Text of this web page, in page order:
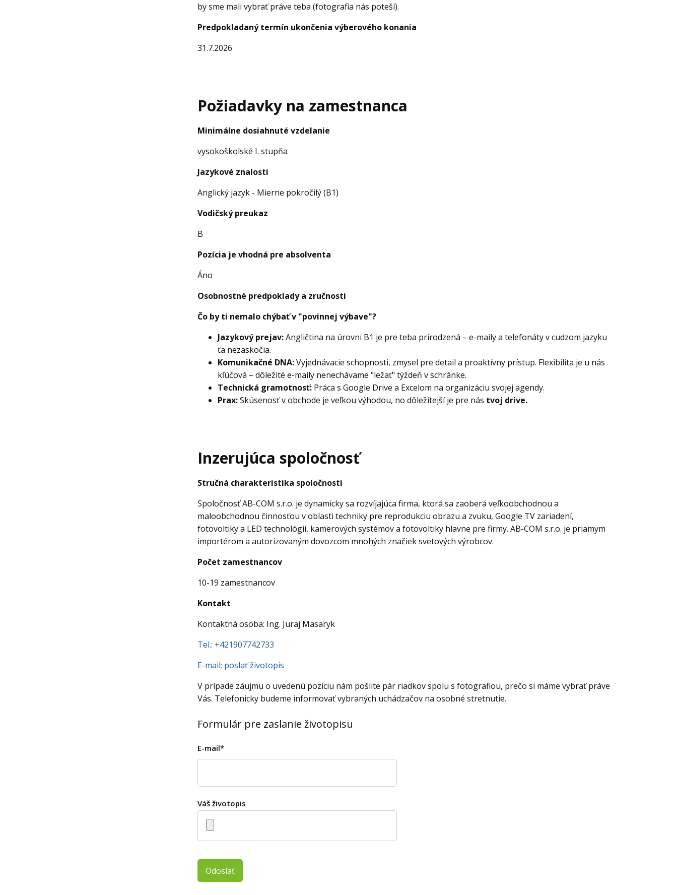
by sme mali vybrať práve teba (fotografia nás poteší).
Predpokladaný termín ukončenia výberového konania
31.7.2026
Požiadavky na zamestnanca
Minimálne dosiahnuté vzdelanie
vysokoškolské I. stupňa
Jazykové znalosti
Anglický jazyk - Mierne pokročilý (B1)
Vodičský preukaz
B
Pozícia je vhodná pre absolventa
Áno
Osobnostné predpoklady a zručnosti
Čo by ti nemalo chýbať v "povinnej výbave"?
Jazykový prejav:Angličtina na úrovni B1 je pre teba prirodzená – e-maily a telefonáty v cudzom jazyku
ťa nezaskočia.
Komunikačné DNA:Vyjednávacie schopnosti, zmysel pre detail a proaktívny prístup. Flexibilita je u nás
kľúčová – dôležité e-maily nenechávame "ležať" týždeň v schránke.
Technická gramotnosť: Práca s Google Drive a Excelom na organizáciu svojej agendy.
Prax:Skúsenosť v obchode je veľkou výhodou, no dôležitejší je pre nás tvoj drive.
Inzerujúca spoločnosť
Stručná charakteristika spoločnosti
Spoločnosť AB-COM s.r.o. je dynamicky sa rozvíjajúca firma, ktorá sa zaoberá veľkoobchodnou a
maloobchodnou činnosťou v oblasti techniky pre reprodukciu obrazu a zvuku, Google TV zariadení,
fotovoltiky a LED technológií, kamerových systémov a fotovoltiky hlavne pre firmy. AB-COM s.r.o. je priamym
importérom a autorizovaným dovozcom mnohých značiek svetových výrobcov.
Počet zamestnancov
10-19 zamestnancov
Kontakt
Kontaktná osoba: Ing. Juraj Masaryk
Tel.: +421907742733
E-mail: poslať životopis
V prípade záujmu o uvedenú pozíciu nám pošlite pár riadkov spolu s fotografiou, prečo si máme vybrať práve
Vás. Telefonicky budeme informovať vybraných uchádzačov na osobné stretnutie.
Formulár pre zaslanie životopisu
E-mail*
Váš životopis
Odoslať